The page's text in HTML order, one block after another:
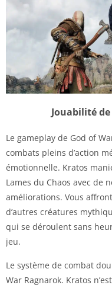
Jouabilité
Le gameplay de God of
combats pleins d’action
émotionnelle. Kratos
Lames du Chaos avec de
améliorations. Vous
d’autres créatures
qui se déroulent sans
jeu.
Le système de combat
War Ragnarok. Kratos